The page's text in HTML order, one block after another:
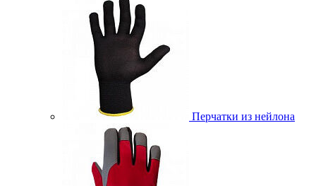
Перчатки из нейлона